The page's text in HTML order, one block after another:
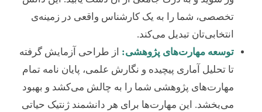
تخصصی، شما را به یک کارشناس واقعی در زمینه‌ی
انتخابی‌تان تبدیل می‌کند.
توسعه مهارت‌های پژوهشی: از طراحی آزمایش گرفته
تا تحلیل آماری پیچیده و نگارش علمی، پایان نامه تمام
مهارت‌های پژوهشی شما را به چالش می‌کشد و بهبود
می‌بخشد. این مهارت‌ها برای هر دانشمند ژنتیک حیاتی